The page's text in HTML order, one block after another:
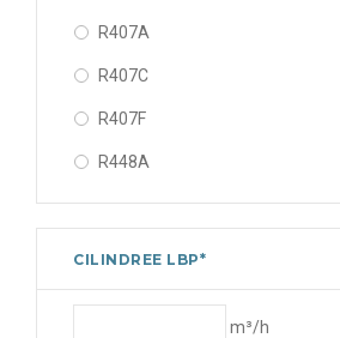
R407A
R407C
R407F
R448A
R449A
R507A
CILINDREE LBP*
m³/h